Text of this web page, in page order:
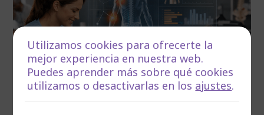
Utilizamos cookies para ofrecerte la
mejor experiencia en nuestra web.
Puedes aprender más sobre qué cookies
utilizamos o desactivarlas en los ajustes.